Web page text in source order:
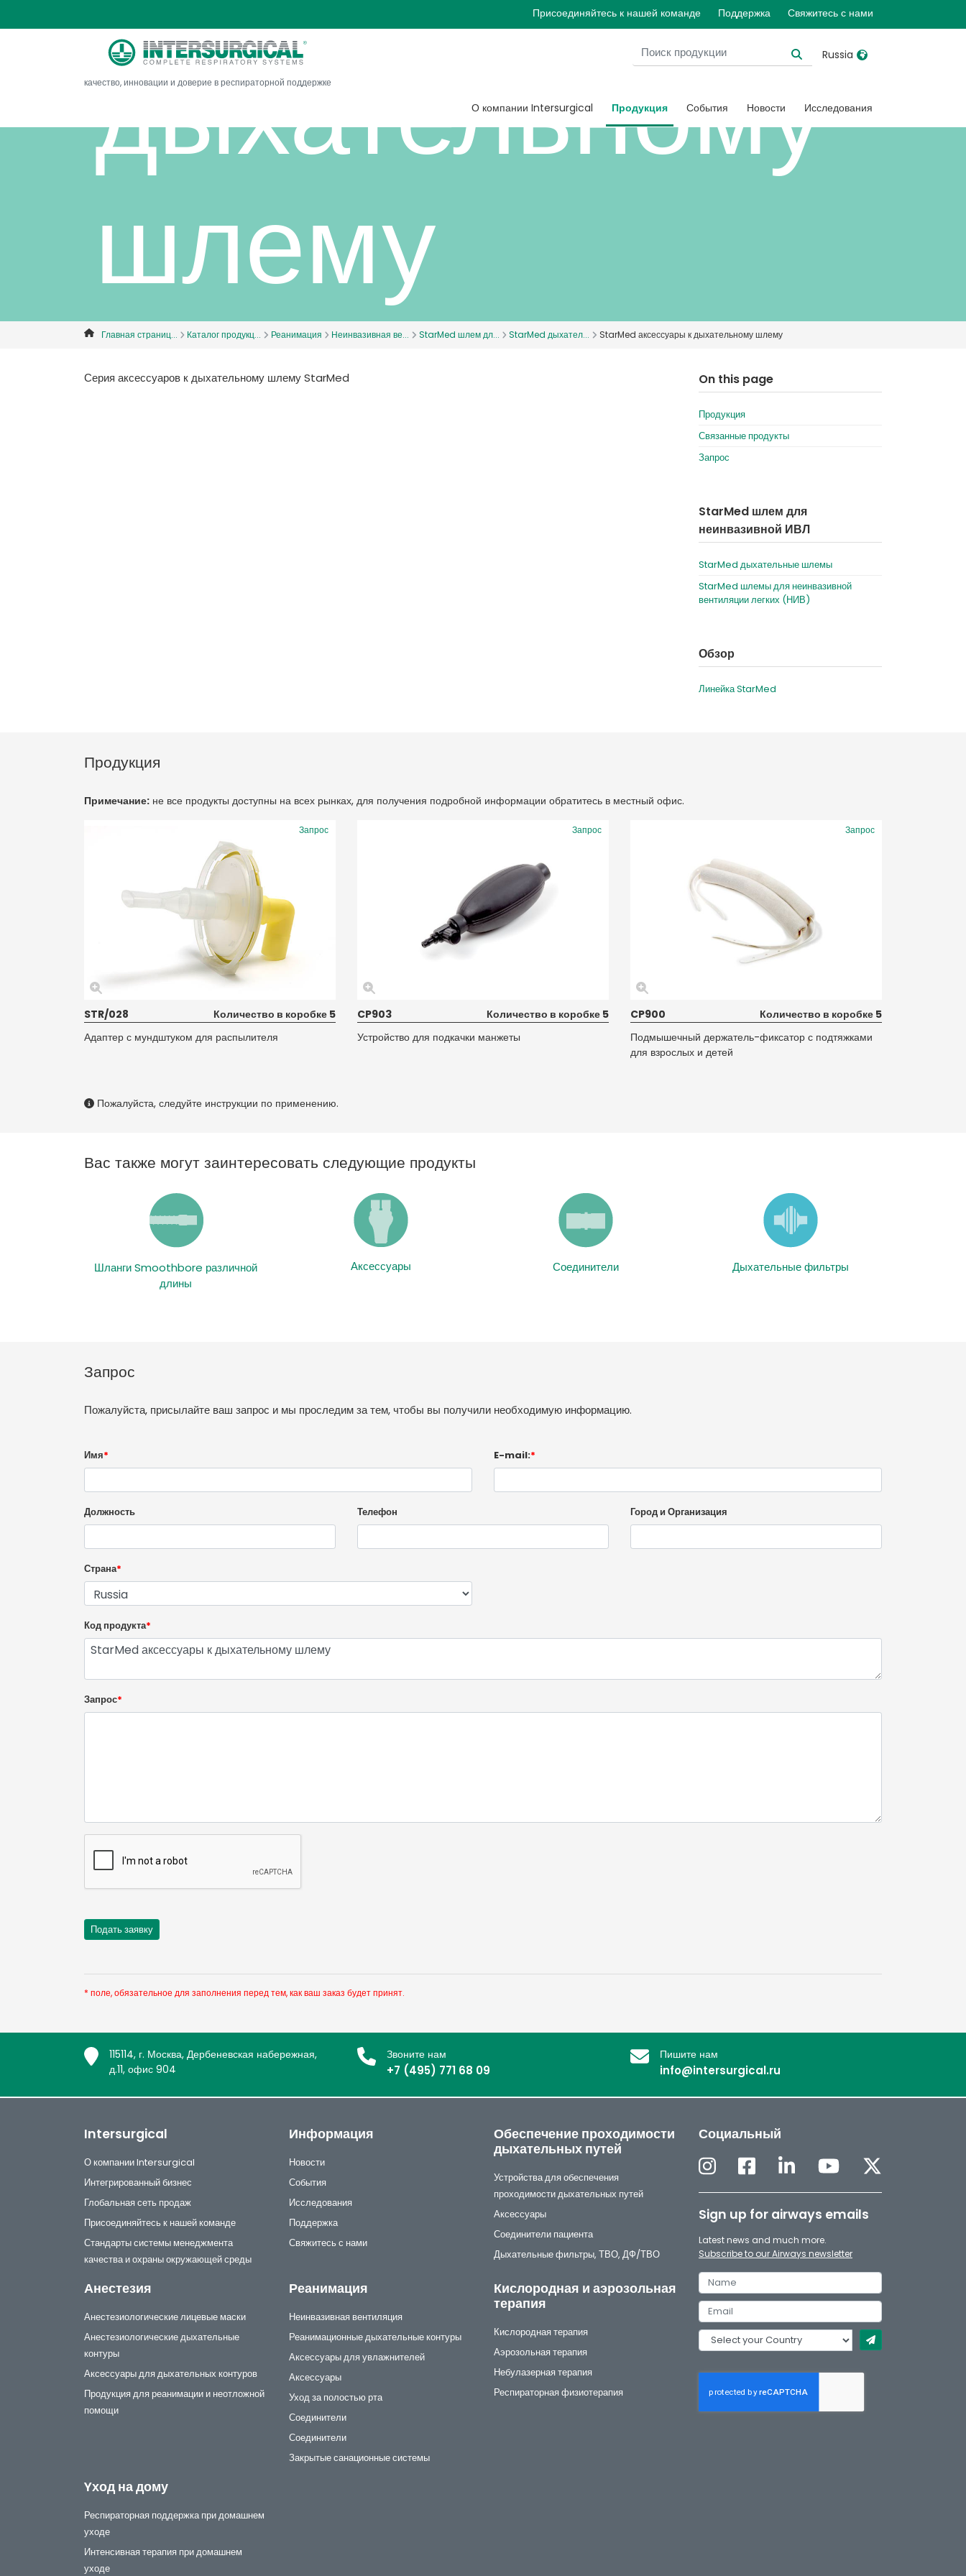
Присоединяйтесь к нашей команде Поддержка Свяжитесь с нами
качество, инновации и доверие в респираторной поддержке
Russia
United States
Australia
Denmark
Deutschland
France
Italia
Japan
Russia
International English
О компании Intersurgical Продукция События Новости Исследования
дыхательному
шлему
Главная страниц... Каталог продукц... Реанимация Неинвазивная ве... StarMed шлем дл... StarMed дыхател... StarMed аксессуары к дыхательному шлему
Серия аксессуаров к дыхательному шлему StarMed On this page
Продукция
Связанные продукты
Запрос
StarMed шлем для
неинвазивной ИВЛ
StarMed дыхательные шлемы
StarMed шлемы для неинвазивной
вентиляции легких (НИВ)
Обзор
Линейка StarMed
Продукция
Примечание: не все продукты доступны на всех рынках, для получения подробной информации обратитесь в местный офис.
Запрос
STR/028
Количество в коробке 5
Адаптер с мундштуком для распылителя
Запрос
CP903
Количество в коробке 5
Устройство для подкачки манжеты
Запрос
CP900
Количество в коробке 5
Подмышечный держатель-фиксатор с подтяжками
для взрослых и детей
Пожалуйста, следуйте инструкции по применению.
Вас также могут заинтересовать следующие продукты
Шланги Smoothbore различной
длины
Аксессуары Соединители Дыхательные фильтры
Запрос
Пожалуйста, присылайте ваш запрос и мы проследим за тем, чтобы вы получили необходимую информацию.
Имя* E-mail:*
Должность Телефон Город и Организация
Страна*
Код продукта*
Запрос*
* поле, обязательное для заполнения перед тем, как ваш заказ будет принят.
115114, г. Москва, Дербеневская набережная,
д.11, офис 904
Звоните нам
+7 (495) 771 68 09
Пишите нам
info@intersurgical.ru
Intersurgical
О компании Intersurgical
Интегрированный бизнес
Глобальная сеть продаж
Присоединяйтесь к нашей команде
Стандарты системы менеджмента
качества и охраны окружающей среды
Информация
Новости
События
Исследования
Поддержка
Свяжитесь с нами
Обеспечение проходимости
дыхательных путей
Устройства для обеспечения
проходимости дыхательных путей
Аксессуары
Соединители пациента
Дыхательные фильтры, ТВО, ДФ/ТВО
Анестезия
Анестезиологические лицевые маски
Анестезиологические дыхательные
контуры
Аксессуары для дыхательных контуров
Продукция для реанимации и неотложной
помощи
Реанимация
Неинвазивная вентиляция
Реанимационные дыхательные контуры
Аксессуары для увлажнителей
Аксессуары
Уход за полостью рта
Соединители
Соединители
Закрытые санационные системы
Кислородная и аэрозольная
терапия
Кислородная терапия
Аэрозольная терапия
Небулазерная терапия
Респираторная физиотерапия
Yход на дому
Респираторная поддержка при домашнем
уходе
Интенсивная терапия при домашнем
уходе
Социальный
Sign up for airways emails
Latest news and much more.
Subscribe to our Airways newsletter